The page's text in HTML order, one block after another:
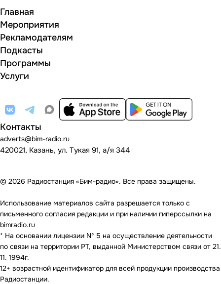
Главная
Мероприятия
Рекламодателям
Подкасты
Программы
Услуги
Контакты
adverts@bim-radio.ru
420021, Казань, ул. Тукая 91, а/я 344
© 2026 Радиостанция «Бим-радио». Все права защищены.
Использование материалов сайта разрешается только с
письменного согласия редакции и при наличии гиперссылки на
bimradio.ru
* На основании лицензии Nº 5 на осуществление деятельности
по связи на территории РТ, выданной Министерством связи от 21.
11. 1994г.
12+ возрастной идентификатор для всей продукции производства
Радиостанции.